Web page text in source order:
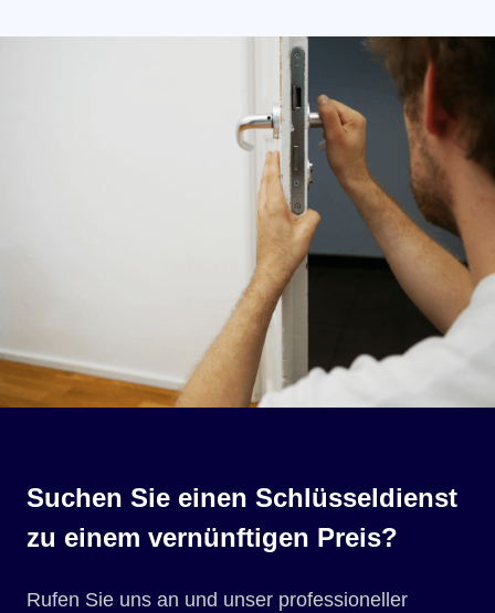
Suchen Sie einen Schlüsseldienst
zu einem vernünftigen Preis?
Rufen Sie uns an und unser professioneller